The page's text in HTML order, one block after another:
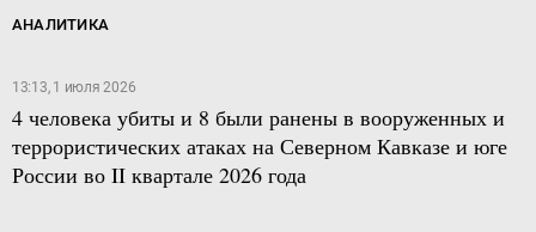
АНАЛИТИКА
13:13, 1 июля 2026
4 человека убиты и 8 были ранены в вооруженных и
террористических атаках на Северном Кавказе и юге
России во II квартале 2026 года